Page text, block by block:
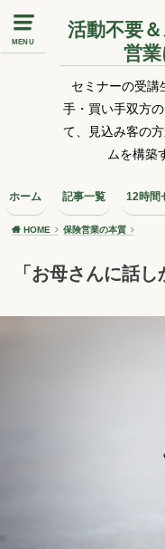
MENU
活動不要
営
セミナーの受講
手・買い手双方
て、見込み客の
ムを構築
ホーム 記事一覧 12時間
HOME 保険営業の本質
「お母さんに話し